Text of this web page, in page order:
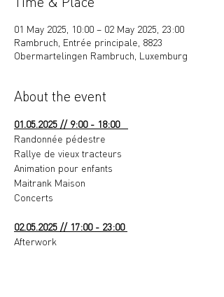
01 May 2025, 10:00 – 02 May 2025, 23:00
Rambruch, Entrée principale, 8823
Obermartelingen Rambruch, Luxemburg
About the event
01.05.2025 // 9:00 - 18:00
Randonnée pédestre
Rallye de vieux tracteurs
Animation pour enfants
Maitrank Maison
Concerts
02.05.2025 // 17:00 - 23:00
Afterwork